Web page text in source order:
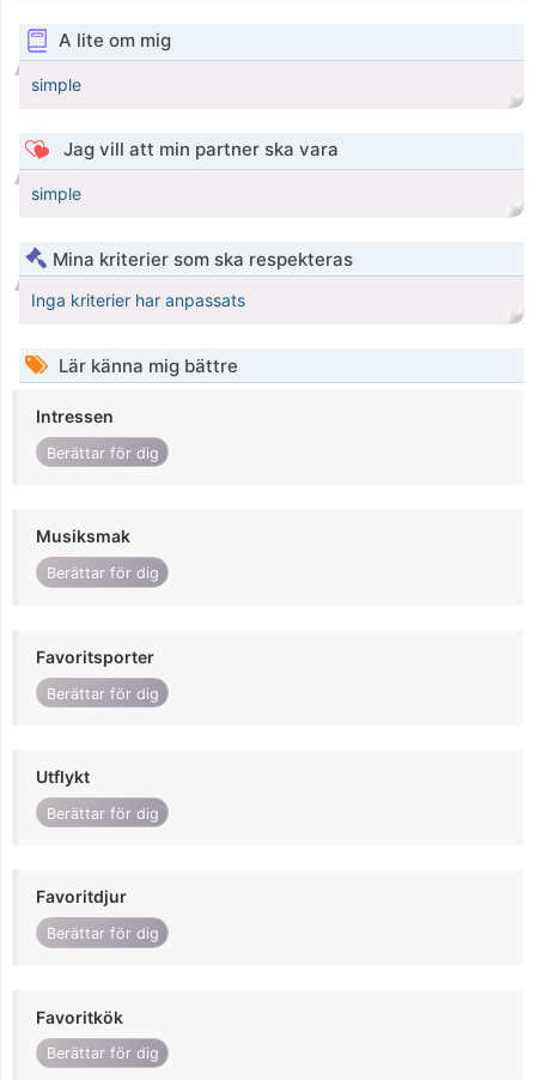
A lite om mig
simple
Jag vill att min partner ska vara
simple
Mina kriterier som ska respekteras
Inga kriterier har anpassats
Lär känna mig bättre
Intressen
Berättar för dig
Musiksmak
Berättar för dig
Favoritsporter
Berättar för dig
Utflykt
Berättar för dig
Favoritdjur
Berättar för dig
Favoritkök
Berättar för dig